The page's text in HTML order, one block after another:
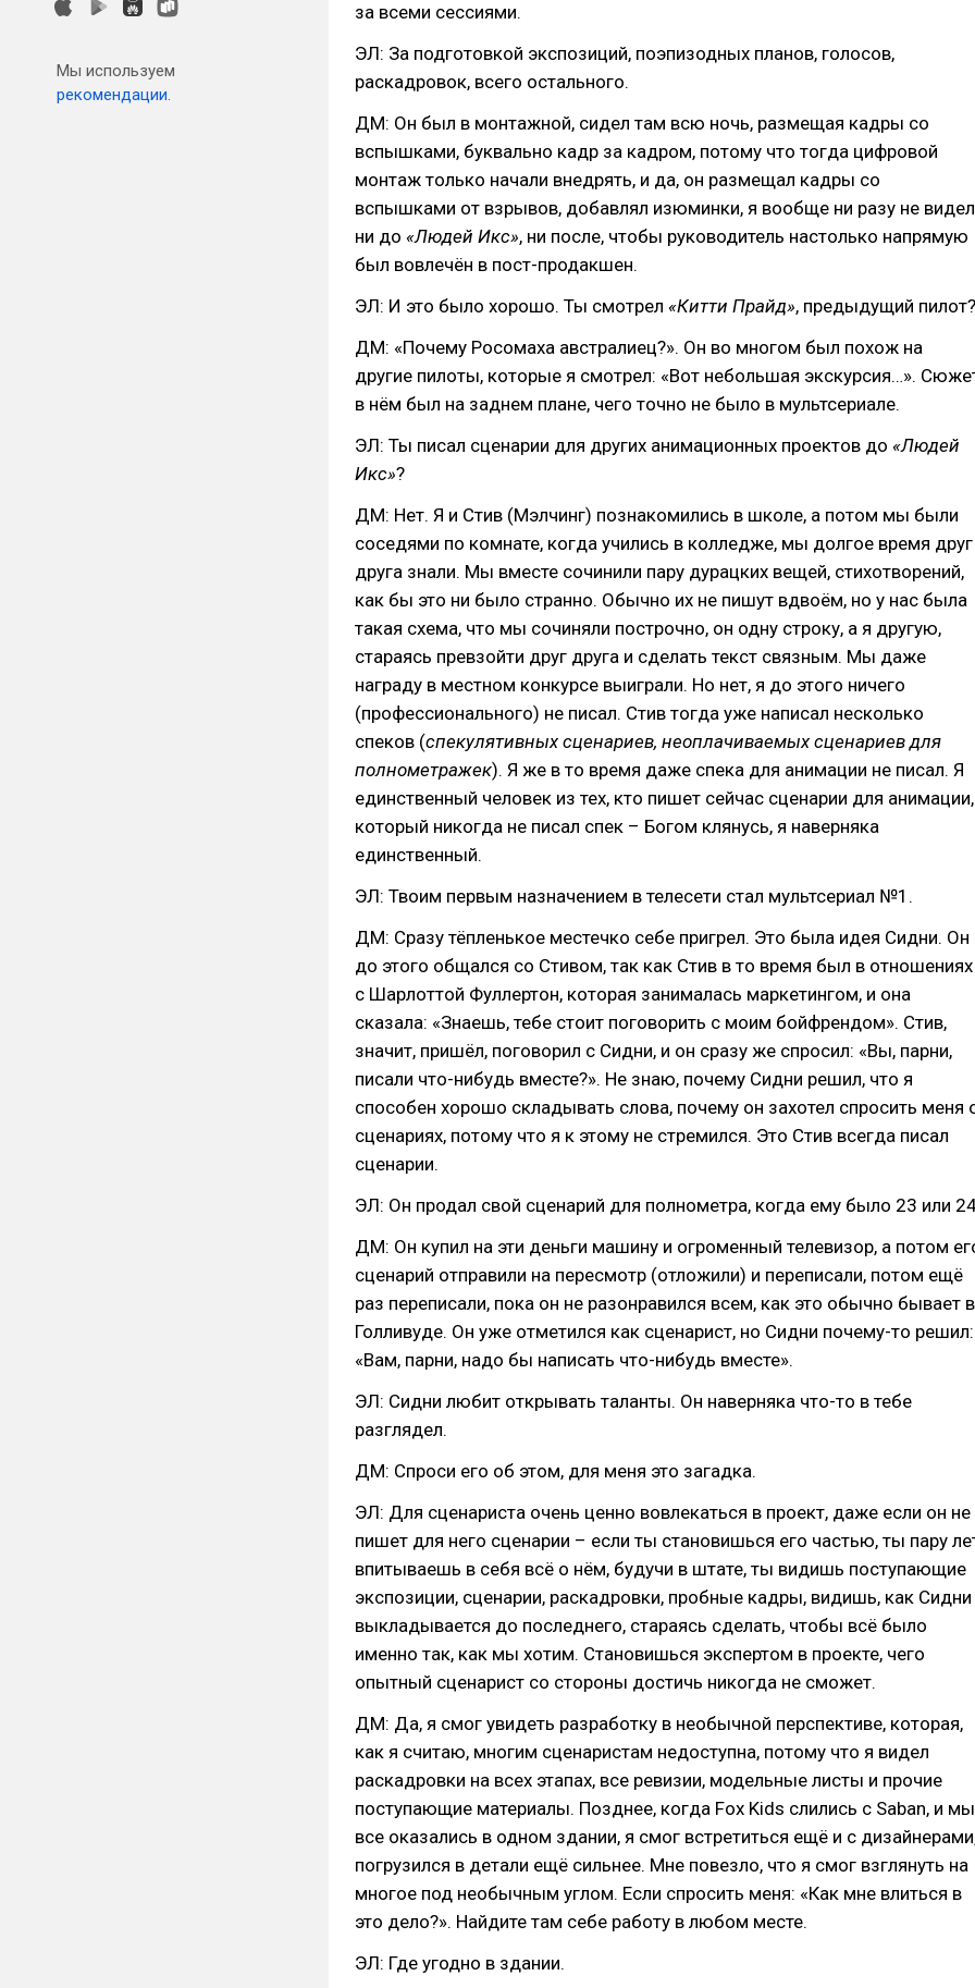
Мы используем
рекомендации.
за всеми сессиями.
ЭЛ: За подготовкой экспозиций, поэпизодных планов, голосов,
раскадровок, всего остального.
ДМ: Он был в монтажной, сидел там всю ночь, размещая кадры со
вспышками, буквально кадр за кадром, потому что тогда цифровой
монтаж только начали внедрять, и да, он размещал кадры со
вспышками от взрывов, добавлял изюминки, я вообще ни разу не видел
ни до «Людей Икс», ни после, чтобы руководитель настолько напрямую
был вовлечён в пост-продакшен.
ЭЛ: И это было хорошо. Ты смотрел «Китти Прайд», предыдущий пилот?
ДМ: «Почему Росомаха австралиец?». Он во многом был похож на
другие пилоты, которые я смотрел: «Вот небольшая экскурсия…».
в нём был на заднем плане, чего точно не было в мультсериале.
ЭЛ: Ты писал сценарии для других анимационных проектов до «Людей
Икс»?
ДМ: Нет. Я и Стив (Мэлчинг) познакомились в школе, а потом мы были
соседями по комнате, когда учились в колледже, мы долгое время друг
друга знали. Мы вместе сочинили пару дурацких вещей, стихотворений,
как бы это ни было странно. Обычно их не пишут вдвоём, но у нас была
такая схема, что мы сочиняли построчно, он одну строку, а я другую,
стараясь превзойти друг друга и сделать текст связным. Мы даже
награду в местном конкурсе выиграли. Но нет, я до этого ничего
(профессионального) не писал. Стив тогда уже написал несколько
спеков (спекулятивных сценариев, неоплачиваемых сценариев для
полнометражек). Я же в то время даже спека для анимации не писал. Я
единственный человек из тех, кто пишет сейчас сценарии для анимации,
который никогда не писал спек – Богом клянусь, я наверняка
единственный.
ЭЛ: Твоим первым назначением в телесети стал мультсериал №1.
ДМ: Сразу тёпленькое местечко себе пригрел. Это была идея Сидни. Он
до этого общался со Стивом, так как Стив в то время был в отношениях
с Шарлоттой Фуллертон, которая занималась маркетингом, и она
сказала: «Знаешь, тебе стоит поговорить с моим бойфрендом». Стив,
значит, пришёл, поговорил с Сидни, и он сразу же спросил: «Вы, парни,
писали что-нибудь вместе?». Не знаю, почему Сидни решил, что я
способен хорошо складывать слова, почему он захотел спросить меня
сценариях, потому что я к этому не стремился. Это Стив всегда писал
сценарии.
ЭЛ: Он продал свой сценарий для полнометра, когда ему было 23 или
ДМ: Он купил на эти деньги машину и огроменный телевизор, а потом
сценарий отправили на пересмотр (отложили) и переписали, потом ещё
раз переписали, пока он не разонравился всем, как это обычно бывает в
Голливуде. Он уже отметился как сценарист, но Сидни почему-то решил:
«Вам, парни, надо бы написать что-нибудь вместе».
ЭЛ: Сидни любит открывать таланты. Он наверняка что-то в тебе
разглядел.
ДМ: Спроси его об этом, для меня это загадка.
ЭЛ: Для сценариста очень ценно вовлекаться в проект, даже если он не
пишет для него сценарии – если ты становишься его частью, ты пару
впитываешь в себя всё о нём, будучи в штате, ты видишь поступающие
экспозиции, сценарии, раскадровки, пробные кадры, видишь, как Сидни
выкладывается до последнего, стараясь сделать, чтобы всё было
именно так, как мы хотим. Становишься экспертом в проекте, чего
опытный сценарист со стороны достичь никогда не сможет.
ДМ: Да, я смог увидеть разработку в необычной перспективе, которая,
как я считаю, многим сценаристам недоступна, потому что я видел
раскадровки на всех этапах, все ревизии, модельные листы и прочие
поступающие материалы. Позднее, когда Fox Kids слились с Saban, и мы
все оказались в одном здании, я смог встретиться ещё и с
погрузился в детали ещё сильнее. Мне повезло, что я смог взглянуть на
многое под необычным углом. Если спросить меня: «Как мне влиться в
это дело?». Найдите там себе работу в любом месте.
ЭЛ: Где угодно в здании.